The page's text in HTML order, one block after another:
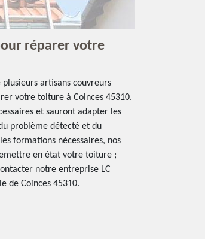
réparer votre
artisans couvreurs
votre toiture à Coinces 45310.
et sauront adapter les
problème détecté et du
formations nécessaires, nos
en état votre toiture ;
notre entreprise LC
de Coinces 45310.